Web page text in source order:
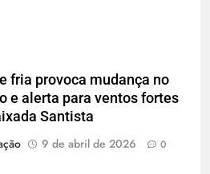
fria provoca mudança no
e alerta para ventos fortes
Santista
9 de abril de 2026 0